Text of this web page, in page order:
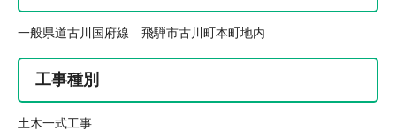
一般県道古川国府線 飛騨市古川町本町地内
工事種別
土木一式工事